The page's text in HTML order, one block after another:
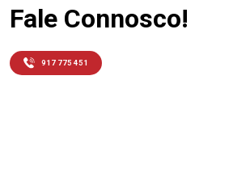
Fale Connosco!
917 775 451